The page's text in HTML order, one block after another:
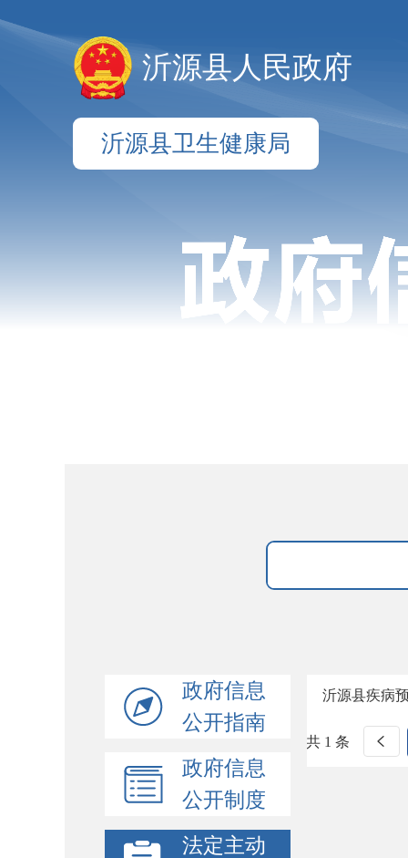
沂源县人民政府
沂源县卫生健康局
政府信息
公开指南
政府信息
公开制度
法定主动
沂源县疾病
共 1 条